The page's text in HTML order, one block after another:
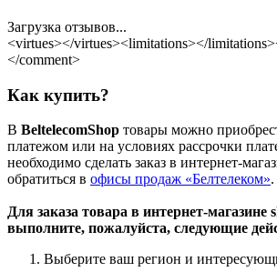
Загрузка отзывов...
<virtues></virtues><limitations></
</comment>
Как купить?
В BeltelecomShop товары можно
платежом или на условиях рассрочки
необходимо сделать заказ в интернет-
обратиться в офисы продаж «Белтелеком».
Для заказа товара в интернет-магазине
выполните, пожалуйста, следующие
Выберите ваш регион и